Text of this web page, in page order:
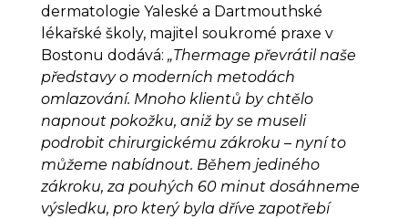
dermatologie Yaleské a Dartmouthské
lékařské školy, majitel soukromé praxe v
Bostonu dodává: „Thermage převrátil naše
představy o moderních metodách
omlazování. Mnoho klientů by chtělo
napnout pokožku, aniž by se museli
podrobit chirurgickému zákroku – nyní to
můžeme nabídnout. Během jediného
zákroku, za pouhých 60 minut dosáhneme
výsledku, pro který byla dříve zapotřebí